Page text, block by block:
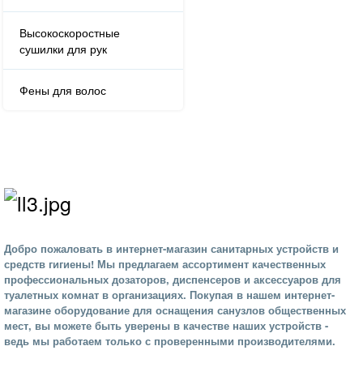
Высокоскоростные
сушилки для рук
Фены для волос
Добро пожаловать в интернет-магазин санитарных устройств и
средств гигиены! Мы предлагаем ассортимент качественных
профессиональных дозаторов, диспенсеров и аксессуаров для
туалетных комнат в организациях. Покупая в нашем интернет-
магазине оборудование для оснащения санузлов общественных
мест, вы можете быть уверены в качестве наших устройств -
ведь мы работаем только с проверенными производителями.